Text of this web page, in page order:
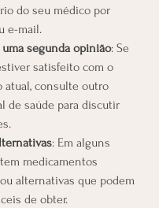
do seu médico por
e-mail.
segunda opinião: Se
satisfeito com o
atual, consulte outro
de saúde para discutir
: Em alguns
medicamentos
alternativas que podem
de obter.